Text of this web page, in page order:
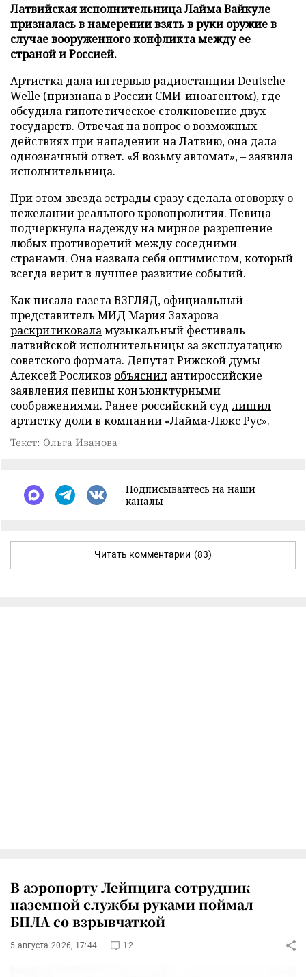
Латвийская исполнительница Лайма Вайкуле
призналась в намерении взять в руки оружие в
случае вооруженного конфликта между ее
страной и Россией.
Артистка дала интервью радиостанцииDeutsche
Welle (признана в России СМИ-иноагентом), где
обсудила гипотетическое столкновение двух
государств. Отвечая на вопрос о возможных
действиях при нападении на Латвию, она дала
однозначный ответ. «Я возьму автомат», – заявила
исполнительница.
При этом звезда эстрады сразу сделала оговорку о
нежелании реального кровопролития. Певица
подчеркнула надежду на мирное разрешение
любых противоречий между соседними
странами. Она назвала себя оптимистом, который
всегда верит в лучшее развитие событий.
Как писала газета ВЗГЛЯД, официальный
представитель МИД Мария Захарова
раскритиковаламузыкальный фестиваль
латвийской исполнительницы за эксплуатацию
советского формата. Депутат Рижской думы
Алексей Росликов объяснил антироссийские
заявления певицы конъюнктурными
соображениями. Ранее российский суд лишил
артистку доли в компании «Лайма-Люкс Рус».
Текст: Ольга Иванова
Подписывайтесь на наши
каналы
Читать комментарии (83)
В аэропорту Лейпцига сотрудник
наземной службы руками поймал
БПЛА со взрывчаткой
5 августа 2026, 17:44 12